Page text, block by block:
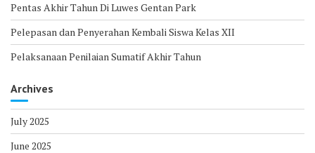
Pentas Akhir Tahun Di Luwes Gentan Park
Pelepasan dan Penyerahan Kembali Siswa Kelas XII
Pelaksanaan Penilaian Sumatif Akhir Tahun
Archives
July 2025
June 2025